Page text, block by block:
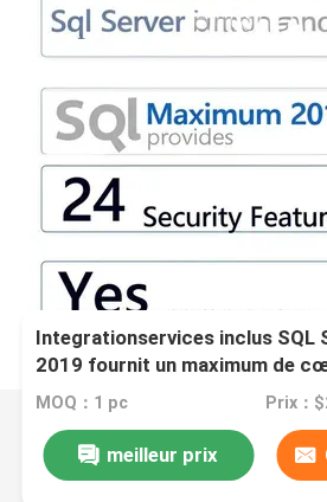
Integrationservices inclus SQL
2019 fournit un maximum de
Fonctionnalités de sécurité :
les opérations de données
MOQ：1 pc Prix：
meilleur prix